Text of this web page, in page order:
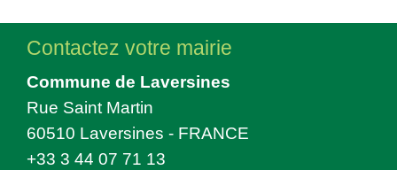
Contactez votre mairie
Commune de Laversines
Rue Saint Martin
60510 Laversines - FRANCE
+33 3 44 07 71 13